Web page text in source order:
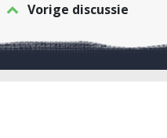
Vorige discussie